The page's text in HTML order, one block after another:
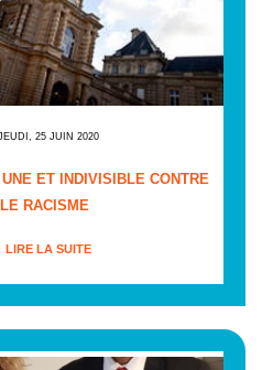
25 JUIN 2020
ET INDIVISIBLE CONTRE
LE RACISME
LIRE LA SUITE